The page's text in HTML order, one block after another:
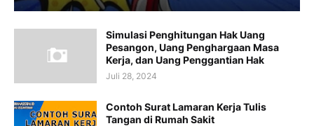
Simulasi Penghitungan Hak Uang
Pesangon, Uang Penghargaan Masa
Kerja, dan Uang Penggantian Hak
Juli 28, 2024
Contoh Surat Lamaran Kerja Tulis
Tangan di Rumah Sakit